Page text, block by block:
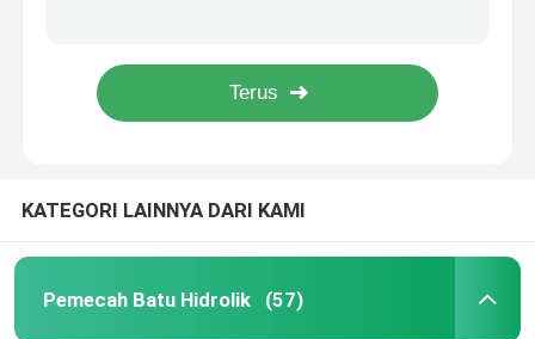
Pemutus Palu Hidrolik
Pahat Pemutus Hidrolik
Segel Pemutus
KATEGORI LAINNYA DARI KAMI
Pemecah Batu Hidrolik (57)